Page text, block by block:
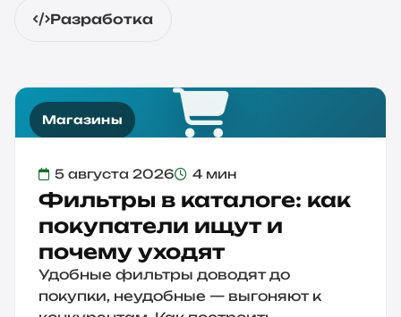
Разработка
Магазины
5 августа 2026 4 мин
Фильтры в каталоге: как
покупатели ищут и
почему уходят
Удобные фильтры доводят до
покупки, неудобные — выгоняют к